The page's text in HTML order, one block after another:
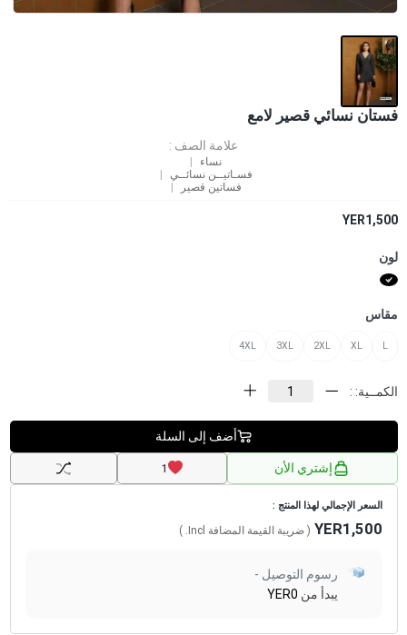
فستان نسائي قصير لامع
علامة الصف :
نساء
فسـاتيــن نسائــي
فساتين قصير
YER1,500
لون
مقاس
L
XL
2XL
3XL
4XL
الكمــية: :
أضف إلى السلة
إشتري الأن 1
السعر الإجمالي لهذا المنتج :
YER1,500 ( ضريبة القيمة المضافة Incl.
)
رسوم التوصيل -
يبدأ من YER0